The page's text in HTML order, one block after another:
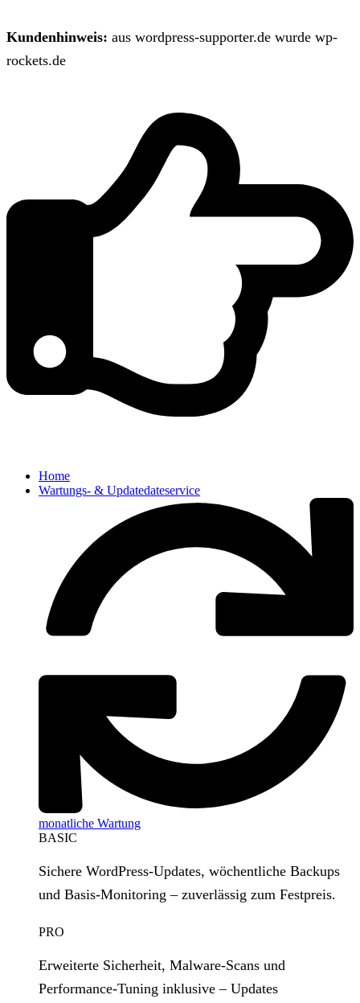
Kundenhinweis: aus wordpress-supporter.de wurde wp-
rockets.de
Home
Wartungs- & Updatedateservice
monatliche Wartung
BASIC
Sichere WordPress‑Updates, wöchentliche Backups
und Basis‑Monitoring – zuverlässig zum Festpreis.
PRO
Erweiterte Sicherheit, Malware‑Scans und
Performance‑Tuning inklusive – Updates